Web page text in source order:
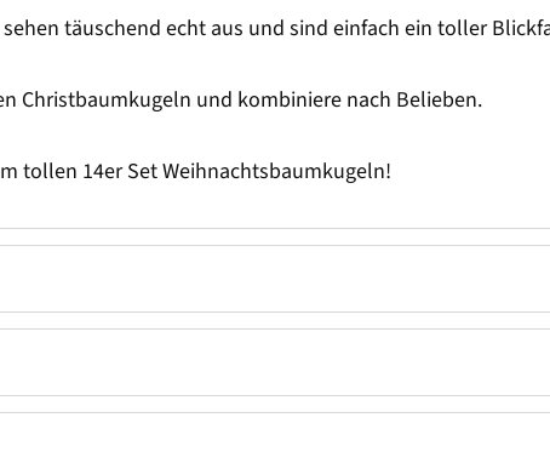
täuschend echt aus und sind einfach ein toller
Christbaumkugeln und kombiniere nach Belieben.
tollen 14er Set Weihnachtsbaumkugeln!